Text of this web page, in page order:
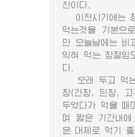
찬이다.
이전시기에는
먹는것을 기본으
만 오늘날에는 비
익혀 먹는 장절임
다.
오래 두고 먹는
장(간장, 된장,
두었다가 먹을 때
며 짧은 기간내
은 대체로 먹기